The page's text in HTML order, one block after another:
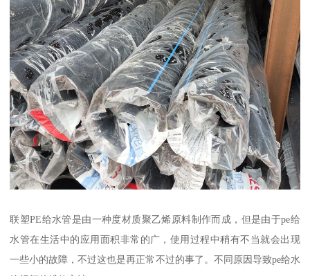
联塑PE给水管是由一种度材质聚乙烯原料制作而成，但是由于pe给
水管在生活中的应用面积非常的广，使用过程中稍有不当就会出现
一些小的故障，不过这也是再正常不过的事了。不同原因导致pe给水